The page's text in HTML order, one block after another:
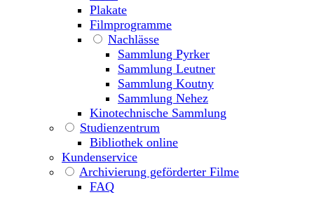
Plakate
Filmprogramme
Nachlässe
Sammlung Pyrker
Sammlung Leutner
Sammlung Koutny
Sammlung Nehez
Kinotechnische Sammlung
Studienzentrum
Bibliothek online
Kundenservice
Archivierung geförderter Filme
FAQ